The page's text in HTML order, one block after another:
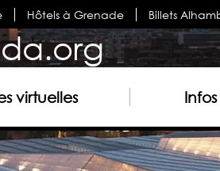
Hôtels à Grenade Billets
virtuelles